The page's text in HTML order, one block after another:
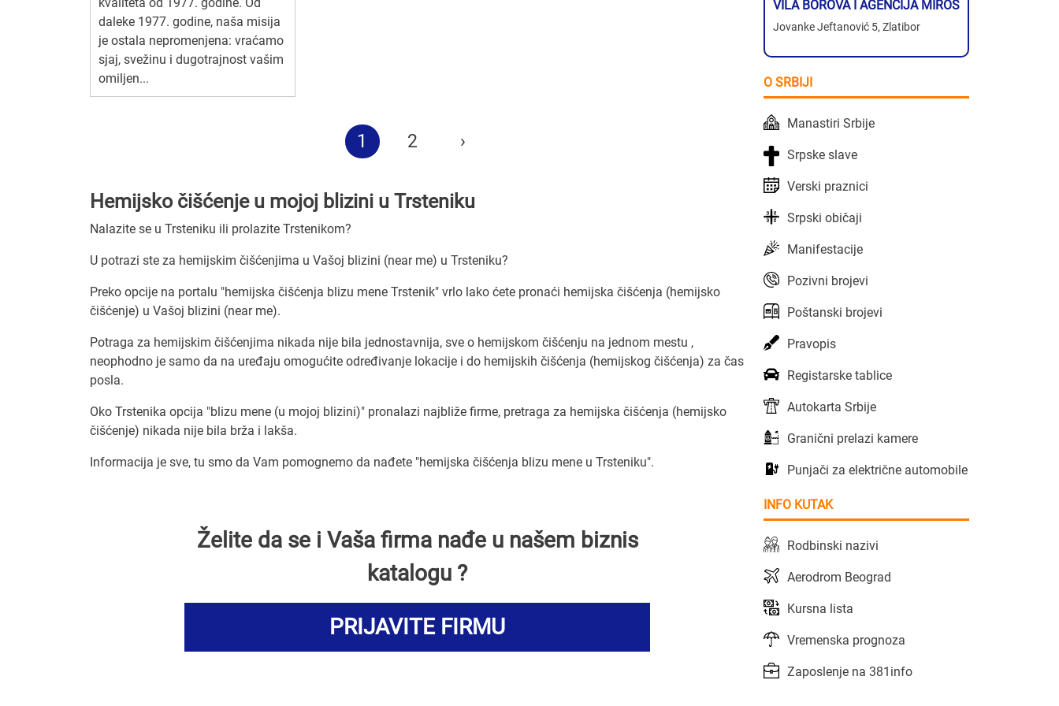
daleke 1977. godine, naša misija
je ostala nepromenjena: vraćamo
sjaj, svežinu i dugotrajnost vašim
omiljen...
1 2 ›
Hemijsko čišćenje u mojoj blizini u Trsteniku
Nalazite se u Trsteniku ili prolazite Trstenikom?
U potrazi ste za hemijskim čišćenjima u Vašoj blizini (near me) u Trsteniku?
Preko opcije na portalu "hemijska čišćenja blizu mene Trstenik" vrlo lako ćete pronaći hemijska čišćenja (hemijsko
čišćenje) u Vašoj blizini (near me).
Potraga za hemijskim čišćenjima nikada nije bila jednostavnija, sve o hemijskom čišćenju na jednom mestu ,
neophodno je samo da na uređaju omogućite određivanje lokacije i do hemijskih čišćenja (hemijskog čišćenja) za čas
posla.
Oko Trstenika opcija "blizu mene (u mojoj blizini)" pronalazi najbliže firme, pretraga za hemijska čišćenja (hemijsko
čišćenje) nikada nije bila brža i lakša.
Informacija je sve, tu smo da Vam pomognemo da nađete "hemijska čišćenja blizu mene u Trsteniku".
Želite da se i Vaša firma nađe u našem biznis
katalogu ?
PRIJAVITE FIRMU
VILA BOROVA I AGENCIJA MIROS
Jovanke Jeftanović 5, Zlatibor
O SRBIJI
Manastiri Srbije
Srpske slave
Verski praznici
Srpski običaji
Manifestacije
Pozivni brojevi
Poštanski brojevi
Pravopis
Registarske tablice
Autokarta Srbije
Granični prelazi kamere
Punjači za električne automobile
INFO KUTAK
Rodbinski nazivi
Aerodrom Beograd
Kursna lista
Vremenska prognoza
Zaposlenje na 381info